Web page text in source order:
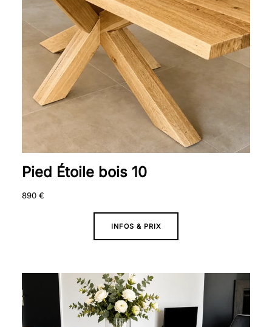
Pied Étoile bois 10
890 €
INFOS & PRIX